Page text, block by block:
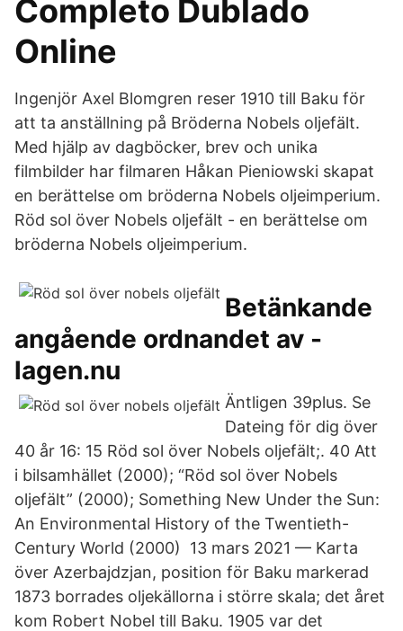
Completo Dublado
Online
Ingenjör Axel Blomgren reser 1910 till Baku för
att ta anställning på Bröderna Nobels oljefält.
Med hjälp av dagböcker, brev och unika
filmbilder har filmaren Håkan Pieniowski skapat
en berättelse om bröderna Nobels oljeimperium.
Röd sol över Nobels oljefält - en berättelse om
bröderna Nobels oljeimperium.
Betänkande
angående ordnandet av -
lagen.nu
Äntligen 39plus. Se
Dateing för dig över
40 år 16: 15 Röd sol över Nobels oljefält;. 40 Att
i bilsamhället (2000); “Röd sol över Nobels
oljefält” (2000); Something New Under the Sun:
An Environmental History of the Twentieth-
Century World (2000)​ 13 mars 2021 — Karta
över Azerbajdzjan, position för Baku markerad
1873 borrades oljekällorna i större skala; det året
kom Robert Nobel till Baku. 1905 var det